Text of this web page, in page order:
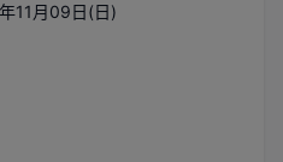
11月09日(日)